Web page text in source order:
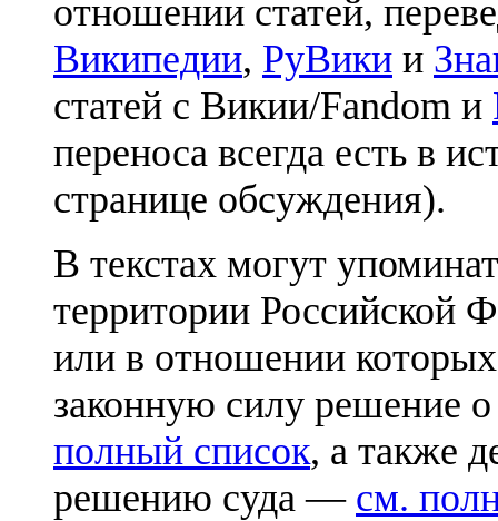
отношении статей,
Википедии, РуВики и
статей с Викии/Fandom и
переноса всегда есть в
странице обсуждения).
В текстах могут
территории Российской
или в отношении
законную силу решение
полный список, а также
решению суда — см.